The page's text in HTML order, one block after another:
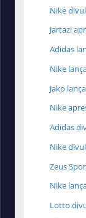
Nike
Jartazi
Adidas
Nike
Jako
Nike
Adidas
Nike
Zeus
Nike
Lotto